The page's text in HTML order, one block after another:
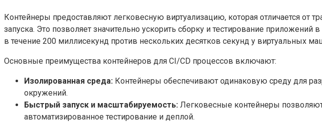
Контейнеры предоставляют легковесную виртуализацию, которая отличается
запуска. Это позволяет значительно ускорить сборку и тестирование
в течение 200 миллисекунд против нескольких десятков секунд у виртуальных
Основные преимущества контейнеров для CI/CD процессов включают:
Изолированная среда: Контейнеры обеспечивают одинаковую среду для
окружений.
Быстрый запуск и масштабируемость: Легковесные контейнеры
автоматизированное тестирование и деплой.